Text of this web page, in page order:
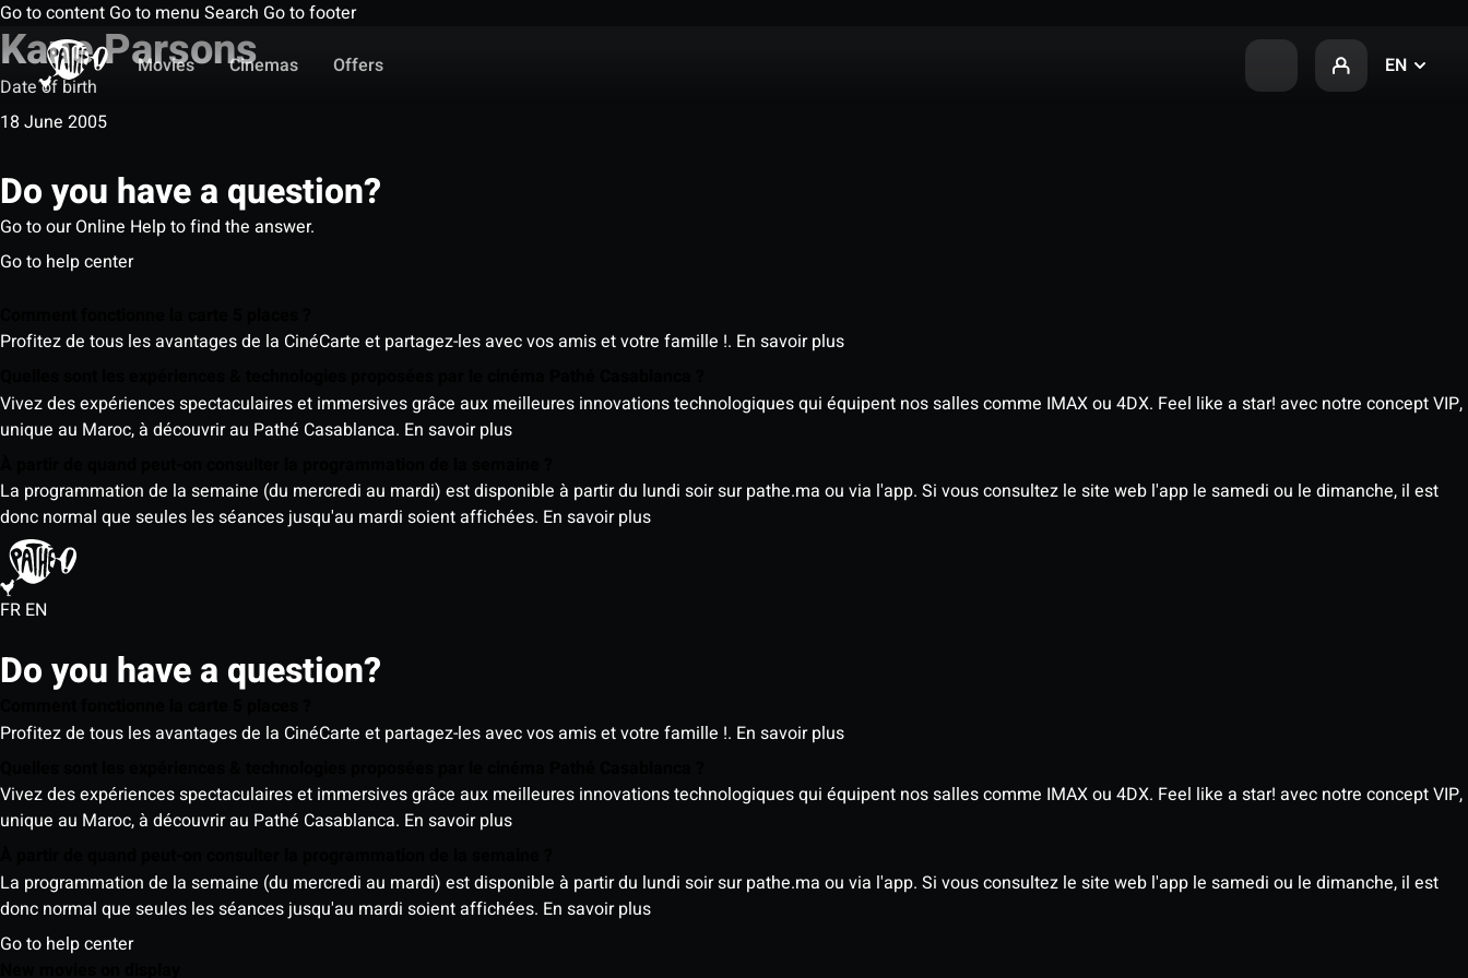
Go to content Go to menu Search Go to footer
Movies
Cinemas Offers EN
Kane Parsons
Date of birth
18 June 2005
Do you have a question?
Go to our Online Help to find the answer.
Go to help center
Profitez de tous les avantages de la CinéCarte et partagez-les avec vos amis et votre famille !. En savoir plus
Vivez des expériences spectaculaires et immersives grâce aux meilleures innovations technologiques qui équipent nos salles comme IMAX ou 4DX. Feel like a star! avec notre concept VIP,
unique au Maroc, à découvrir au Pathé Casablanca. En savoir plus
La programmation de la semaine (du mercredi au mardi) est disponible à partir du lundi soir sur pathe.ma ou via l'app. Si vous consultez le site web l'app le samedi ou le dimanche, il est
donc normal que seules les séances jusqu'au mardi soient affichées. En savoir plus
FR EN
Do you have a question?
Profitez de tous les avantages de la CinéCarte et partagez-les avec vos amis et votre famille !. En savoir plus
Vivez des expériences spectaculaires et immersives grâce aux meilleures innovations technologiques qui équipent nos salles comme IMAX ou 4DX. Feel like a star! avec notre concept VIP,
unique au Maroc, à découvrir au Pathé Casablanca. En savoir plus
La programmation de la semaine (du mercredi au mardi) est disponible à partir du lundi soir sur pathe.ma ou via l'app. Si vous consultez le site web l'app le samedi ou le dimanche, il est
donc normal que seules les séances jusqu'au mardi soient affichées. En savoir plus
Go to help center